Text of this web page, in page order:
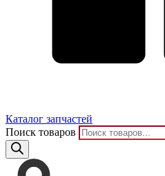
Каталог запчастей
Поиск товаров